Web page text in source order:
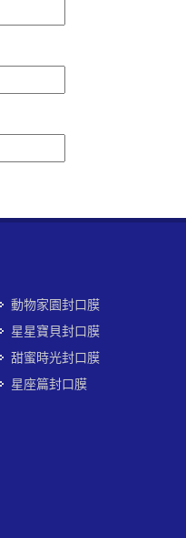
動物家園封口膜
星星寶貝封口膜
甜蜜時光封口膜
星座篇封口膜